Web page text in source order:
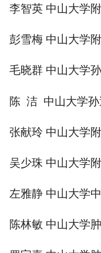
李智英 中山大学
彭雪梅 中山大学
毛晓群 中山大学
陈 洁 中山大学
张献玲 中山大学
吴少珠 中山大学
左雅静 中山大学
陈林敏 中山大学